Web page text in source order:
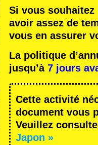
Si vous
avoir assez de
vous en assurer
La politique
jusqu’à 7 jours
Cette activité
document vous
Veuillez
Japon »